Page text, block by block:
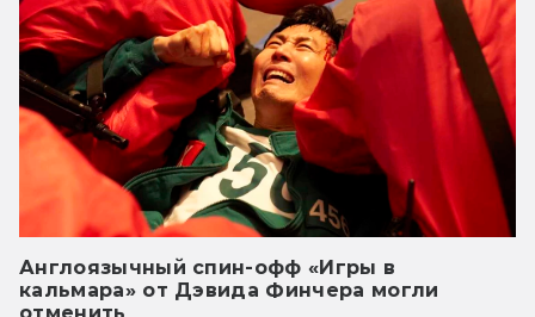
Англоязычный спин-офф «Игры в
кальмара» от Дэвида Финчера могли